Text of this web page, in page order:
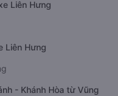
Liên Hưng
Liên Hưng
- Khánh Hòa từ Vũng